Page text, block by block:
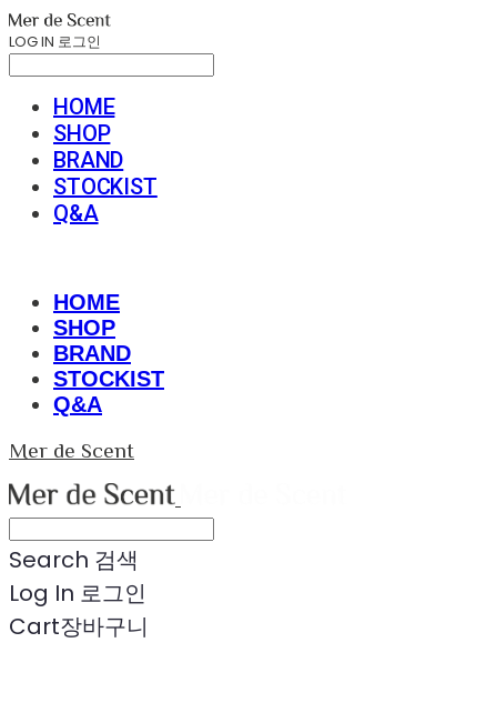
LOG IN 로그인
HOME
SHOP
BRAND
STOCKIST
Q&A
HOME
SHOP
BRAND
STOCKIST
Q&A
Mer de Scent
Search 검색
Log In 로그인
Cart장바구니